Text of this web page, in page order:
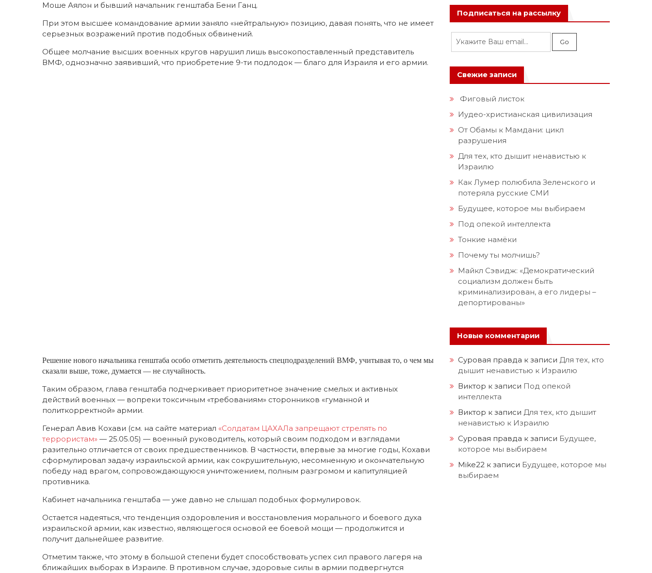
Моше Аялон и бывший начальник генштаба Бени Ганц.
При этом высшее командование армии заняло «нейтральную» позицию, давая понять, что не имеет
серьезных возражений против подобных обвинений.
Общее молчание высших военных кругов нарушил лишь высокопоставленный представитель
ВМФ, однозначно заявивший, что приобретение 9-ти подлодок — благо для Израиля и его армии.
Решение нового начальника генштаба особо отметить деятельность спецподразделений ВМФ, учитывая то, о чем мы
сказали выше, тоже, думается — не случайность.
Таким образом, глава генштаба подчеркивает приоритетное значение смелых и активных
действий военных — вопреки токсичным «требованиям» сторонников «гуманной и
политкорректной» армии.
Генерал Авив Кохави (см. на сайте материал «Солдатам ЦАХАЛа запрещают стрелять по
террористам» — 25.05.05) — военный руководитель, который своим подходом и взглядами
разительно отличается от своих предшественников. В частности, впервые за многие годы, Кохави
сформулировал задачу израильской армии, как сокрушительную, несомненную и окончательную
победу над врагом, сопровождающуюся уничтожением, полным разгромом и капитуляцией
противника.
Кабинет начальника генштаба — уже давно не слышал подобных формулировок.
Остается надеяться, что тенденция оздоровления и восстановления морального и боевого духа
израильской армии, как известно, являющегося основой ее боевой мощи — продолжится и
получит дальнейшее развитие.
Отметим также, что этому в большой степени будет способствовать успех сил правого лагеря на
ближайших выборах в Израиле. В противном случае, здоровые силы в армии подвергнутся
Подписаться на рассылку
Свежие записи
Фиговый листок
Иудео-христианская цивилизация
От Обамы к Мамдани: цикл
разрушения
Для тех, кто дышит ненавистью к
Израилю
Как Лумер полюбила Зеленского и
потеряла русские СМИ
Будущее, которое мы выбираем
Под опекой интеллекта
Тонкие намёки
Почему ты молчишь?
Майкл Сэвидж: «Демократический
социализм должен быть
криминализирован, а его лидеры –
депортированы»
Новые комментарии
Суровая правда к записи Для тех, кто
дышит ненавистью к Израилю
Виктор к записи Под опекой
интеллекта
Виктор к записи Для тех, кто дышит
ненавистью к Израилю
Суровая правда к записи Будущее,
которое мы выбираем
Mike22 к записи Будущее, которое мы
выбираем